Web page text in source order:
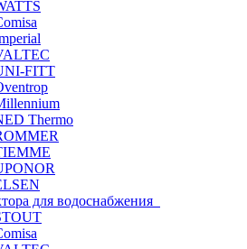
FITT
Thermo
для водоснабжения